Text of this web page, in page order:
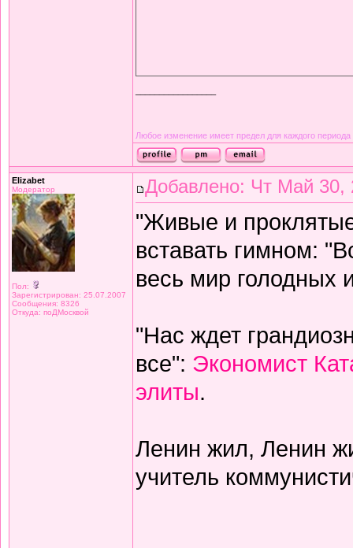
Любое изменение имеет предел для каждого периода
Elizabet
Модератор
Пол:
Зарегистрирован: 25.07.2007
Сообщения: 8326
Откуда: поДМосквой
Добавлено: Чт Май 30,
"Живые и
вставать гимном:
весь мир голодных
"Нас ждет
все": Экономист
элиты.
Ленин жил, Ленин
учитель